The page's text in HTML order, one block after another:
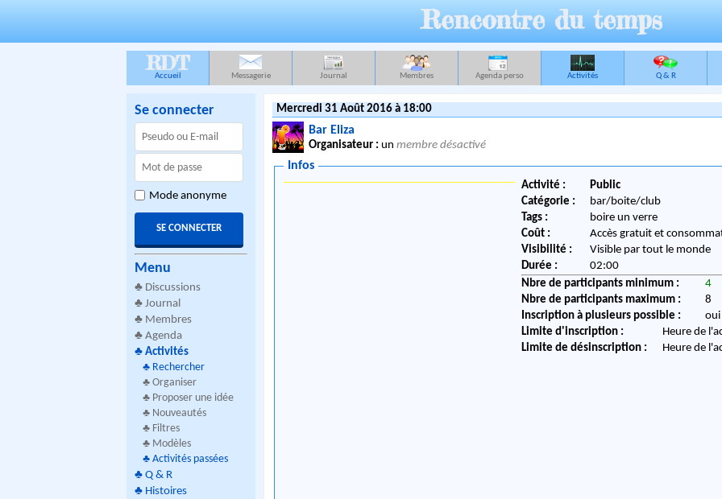
Rencontre du temps
RDT
Accueil Messagerie Journal Membres Agenda perso Activités Q & R
Se connecter
Mode anonyme
Menu
♣ Discussions
♣ Journal
♣ Membres
♣ Agenda
♣ Activités
♣ Rechercher
♣ Organiser
♣ Proposer une idée
♣ Nouveautés
♣ Filtres
♣ Modèles
♣ Activités passées
♣ Q & R
♣ Histoires
Mercredi 31 Août 2016 à 18:00
Bar Eliza
Organisateur : un membre désactivé
Infos
Activité :
Public
Catégorie :
bar/boite/club
Tags :
boire un verre
Coût :
Accès gratuit et
Visibilité :
Visible par tout le monde
Durée :
02:00
Nbre de participants minimum :
4
Nbre de participants maximum :
8
Inscription à plusieurs possible :
oui
Limite d'inscription :
Heure de
Limite de désinscription :
Heure de